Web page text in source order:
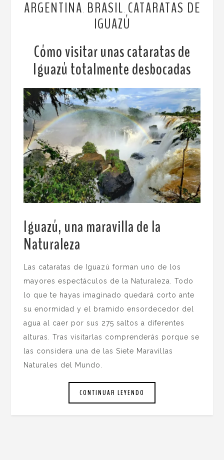
ARGENTINA, BRASIL, CATARATAS DE
IGUAZÚ
Cómo visitar unas cataratas de
Iguazú totalmente desbocadas
Iguazú, una maravilla de la
Naturaleza
Las cataratas de Iguazú forman uno de los
mayores espectáculos de la Naturaleza. Todo
lo que te hayas imaginado quedará corto ante
su enormidad y el bramido ensordecedor del
agua al caer por sus 275 saltos a diferentes
alturas. Tras visitarlas comprenderás porque se
las considera una de las Siete Maravillas
Naturales del Mundo.
CONTINUAR LEYENDO